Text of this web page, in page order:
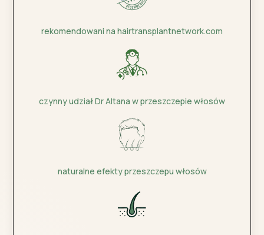
rekomendowani na hairtransplantnetwork.com
czynny udział Dr Altana w przeszczepie włosów
naturalne efekty przeszczepu włosów